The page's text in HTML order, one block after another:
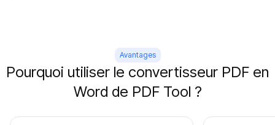
Avantages
Pourquoi utiliser le convertisseur PDF en
Word de PDF Tool ?